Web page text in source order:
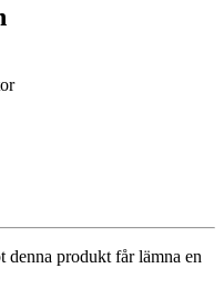
denna produkt får lämna en